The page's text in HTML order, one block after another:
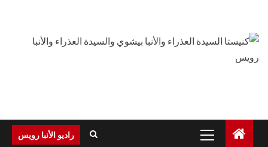
content
Menu
راديو الأنبا رويس